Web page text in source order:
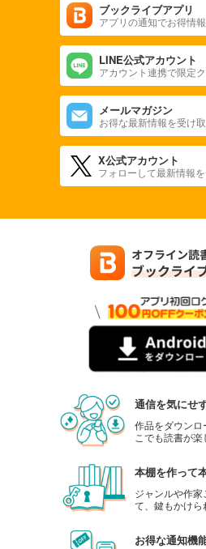
ブックライブアプリ
アプリの通知でお得情
LINE公式アカウント
アカウント連携で限定
メールマガジン
お得な最新情報を受け取
X公式アカウント
フォローして最新情報を
通信を気にせ
作品をダウン
こでも読書が楽
本棚を作って
ジャンルや作
て、鍵もかけら
お得な通知機